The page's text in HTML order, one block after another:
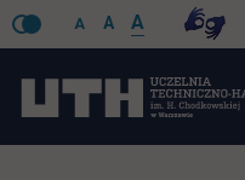
A A A